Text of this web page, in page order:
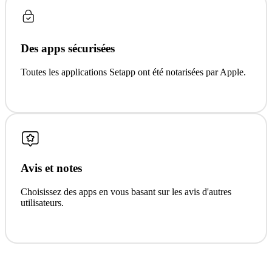
Des apps sécurisées
Toutes les applications Setapp ont été notarisées par Apple.
Avis et notes
Choisissez des apps en vous basant sur les avis d'autres
utilisateurs.